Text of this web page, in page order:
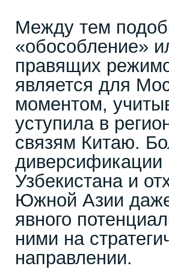
Между тем
«обособление»
правящих
является для
моментом,
уступила в
связям Китаю.
диверсификации
Узбекистана и
Южной Азии
явного
ними на
направлении.